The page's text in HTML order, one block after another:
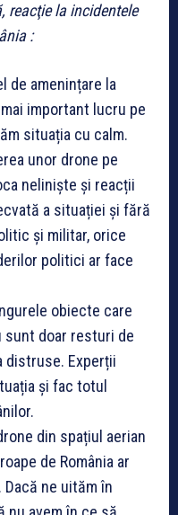
reacţie la incidentele
:
de amenințare la
important lucru pe
situația cu calm.
unor drone pe
neliniște și reacții
a situației și fără
și militar, orice
politici ar face
obiecte care
sunt doar resturi de
distruse. Experții
și fac totul
din spațiul aerian
de România ar
ne uităm în